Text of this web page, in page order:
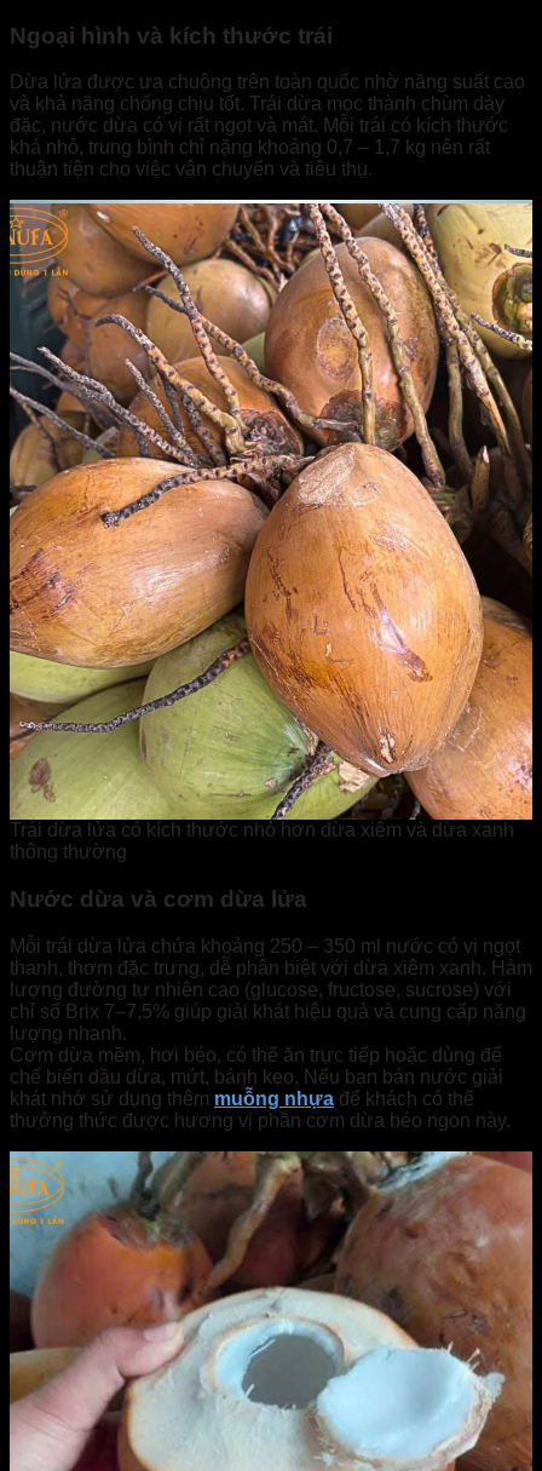
Ngoại hình và kích thước trái
Dừa lửa được ưa chuộng trên toàn quốc nhờ năng suất cao
và khả năng chống chịu tốt. Trái dừa mọc thành chùm dày
đặc, nước dừa có vị rất ngọt và mát. Mỗi trái có kích thước
khá nhỏ, trung bình chỉ nặng khoảng 0,7 – 1,7 kg nên rất
thuận tiện cho việc vận chuyển và tiêu thụ.
Trái dừa lửa có kích thước nhỏ hơn dừa xiêm và dừa xanh
thông thường
Nước dừa và cơm dừa lửa
Mỗi trái dừa lửa chứa khoảng 250 – 350 ml nước có vị ngọt
thanh, thơm đặc trưng, dễ phân biệt với dừa xiêm xanh. Hàm
lượng đường tự nhiên cao (glucose, fructose, sucrose) với
chỉ số Brix 7–7,5% giúp giải khát hiệu quả và cung cấp năng
lượng nhanh.
Cơm dừa mềm, hơi béo, có thể ăn trực tiếp hoặc dùng để
chế biến dầu dừa, mứt, bánh kẹo. Nếu bạn bán nước giải
khát nhớ sử dụng thêm muỗng nhựa để khách có thể
thưởng thức được hương vị phần cơm dừa béo ngon này.